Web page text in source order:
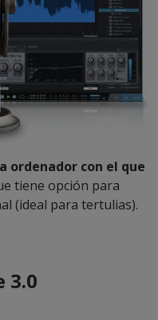
ordenador con el que
tiene opción para
(ideal para tertulias).
3.0